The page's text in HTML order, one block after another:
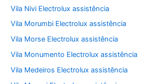
Vila Nivi Electrolux assistência
Vila Morumbi Electrolux assistência
Vila Morse Electrolux assistência
Vila Monumento Electrolux assistência
Vila Medeiros Electrolux assistência